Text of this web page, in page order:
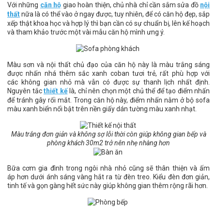
Với những căn hộ giao hoàn thiện, chủ nhà chỉ cần sắm sửa đồ nội
thấtnữa là có thể vào ở ngay được, tuy nhiên, để có căn hộ đẹp, sắp
xếp thật khoa học và hợp lý thì bạn cần có sự chuẩn bị, lên kế hoạch
và tham khảo trước một vài mẫu căn hộ mình ưng ý.
Màu sơn và nội thất chủ đạo của căn hộ này là màu trắng sáng
được nhấn nhá thêm sắc xanh coban tươi trẻ, rất phù hợp với
các không gian nhỏ mà vẫn có được sự thanh lịch nhất định.
Nguyên tắcthiết kếlà, chỉ nên chọn một chủ thể để tạo điểm nhấn
để tránh gây rối mắt. Trong căn hộ này, điểm nhấn nằm ở bộ sofa
màu xanh biển nổi bật trên nền giấy dán tường màu xanh nhạt.
Màu trắng đơn giản và không sợ lỗi thời còn giúp không gian bếp và
phòng khách 30m2 trở nên nhẹ nhàng hơn
Bữa cơm gia đình trong ngôi nhà nhỏ cũng sẽ thân thiện và ấm
áp hơn dưới ánh sáng vàng hắt ra từ đèn treo. Kiểu đèn đơn giản,
tinh tế và gọn gàng hết sức này giúp không gian thêm rộng rãi hơn.